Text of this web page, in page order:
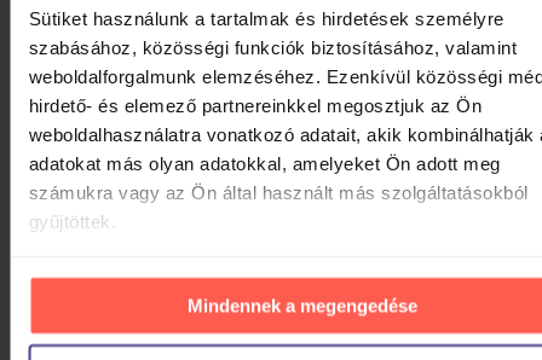
Sütiket használunk a tartalmak és hirdetések személyre
szabásához, közösségi funkciók biztosításához, valamint
weboldalforgalmunk elemzéséhez. Ezenkívül közösségi
hirdető- és elemező partnereinkkel megosztjuk az Ön
weboldalhasználatra vonatkozó adatait, akik kombinálhatják
adatokat más olyan adatokkal, amelyeket Ön adott meg
számukra vagy az Ön által használt más szolgáltatásokból
gyűjtöttek.
Mindennek a megengedése
12 Set The Fire To The Third Bar
13 You're All I Have
14 Open Your Eyes
15 You're All I Have
16 Hands Open
17 -
HASONLÓ TERMÉKEK
Lehet, hogy tetszeni fog néhány további apróság is.
Vessen rá egy pillantást.